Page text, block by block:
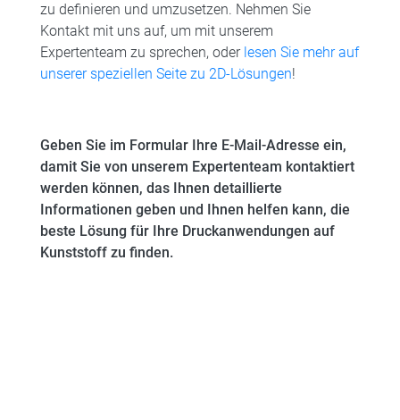
zu definieren und umzusetzen. Nehmen Sie
Kontakt mit uns auf, um mit unserem
Expertenteam zu sprechen, oder lesen Sie mehr auf
unserer speziellen Seite zu 2D-Lösungen!
Geben Sie im Formular Ihre E-Mail-Adresse ein,
damit Sie von unserem Expertenteam kontaktiert
werden können, das Ihnen detaillierte
Informationen geben und Ihnen helfen kann, die
beste Lösung für Ihre Druckanwendungen auf
Kunststoff zu finden.